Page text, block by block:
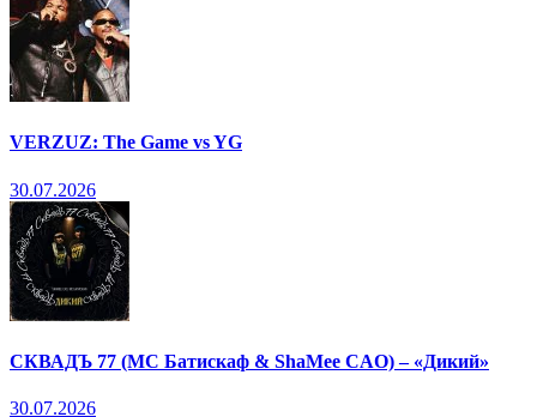
VERZUZ: The Game vs YG
30.07.2026
СКВАДЪ 77 (МС Батискаф & ShaMee CAO) – «Дикий»
30.07.2026